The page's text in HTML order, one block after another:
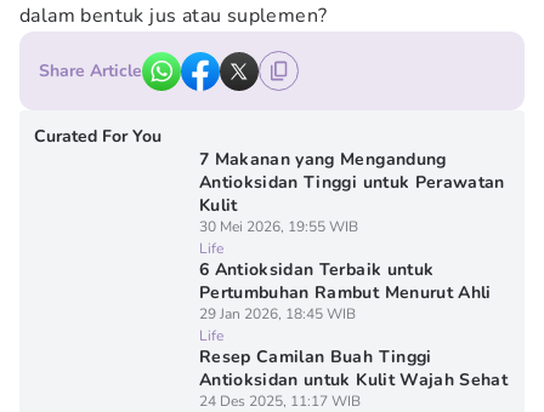
dalam bentuk jus atau suplemen?
Share Article
Curated For You
7 Makanan yang Mengandung
Antioksidan Tinggi untuk Perawatan
Kulit
30 Mei 2026, 19:55 WIB
Life
6 Antioksidan Terbaik untuk
Pertumbuhan Rambut Menurut Ahli
29 Jan 2026, 18:45 WIB
Life
Resep Camilan Buah Tinggi
Antioksidan untuk Kulit Wajah Sehat
24 Des 2025, 11:17 WIB